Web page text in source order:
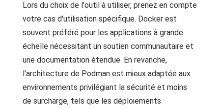
Lors du choix de l'outil à utiliser, prenez en compte
votre cas d'utilisation spécifique. Docker est
souvent préféré pour les applications à grande
échelle nécessitant un soutien communautaire et
une documentation étendue. En revanche,
l'architecture de Podman est mieux adaptée aux
environnements privilégiant la sécurité et moins
de surcharge, tels que les déploiements